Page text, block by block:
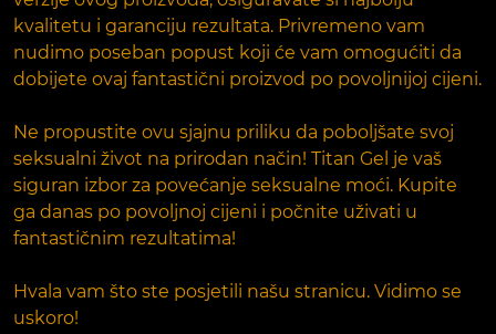
kvalitetu i garanciju rezultata. Privremeno vam
nudimo poseban popust koji će vam omogućiti da
dobijete ovaj fantastični proizvod po povoljnijoj cijeni.
Ne propustite ovu sjajnu priliku da poboljšate svoj
seksualni život na prirodan način! Titan Gel je vaš
siguran izbor za povećanje seksualne moći. Kupite
ga danas po povoljnoj cijeni i počnite uživati u
fantastičnim rezultatima!
Hvala vam što ste posjetili našu stranicu. Vidimo se
uskoro!